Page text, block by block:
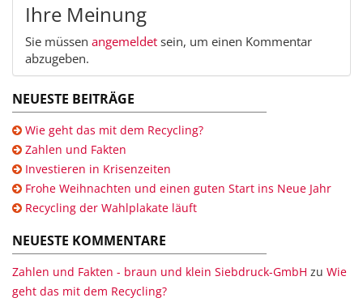
Ihre Meinung
Sie müssen angemeldet sein, um einen Kommentar
abzugeben.
NEUESTE BEITRÄGE
Wie geht das mit dem Recycling?
Zahlen und Fakten
Investieren in Krisenzeiten
Frohe Weihnachten und einen guten Start ins Neue Jahr
Recycling der Wahlplakate läuft
NEUESTE KOMMENTARE
Zahlen und Fakten - braun und klein Siebdruck-GmbH zu Wie
geht das mit dem Recycling?